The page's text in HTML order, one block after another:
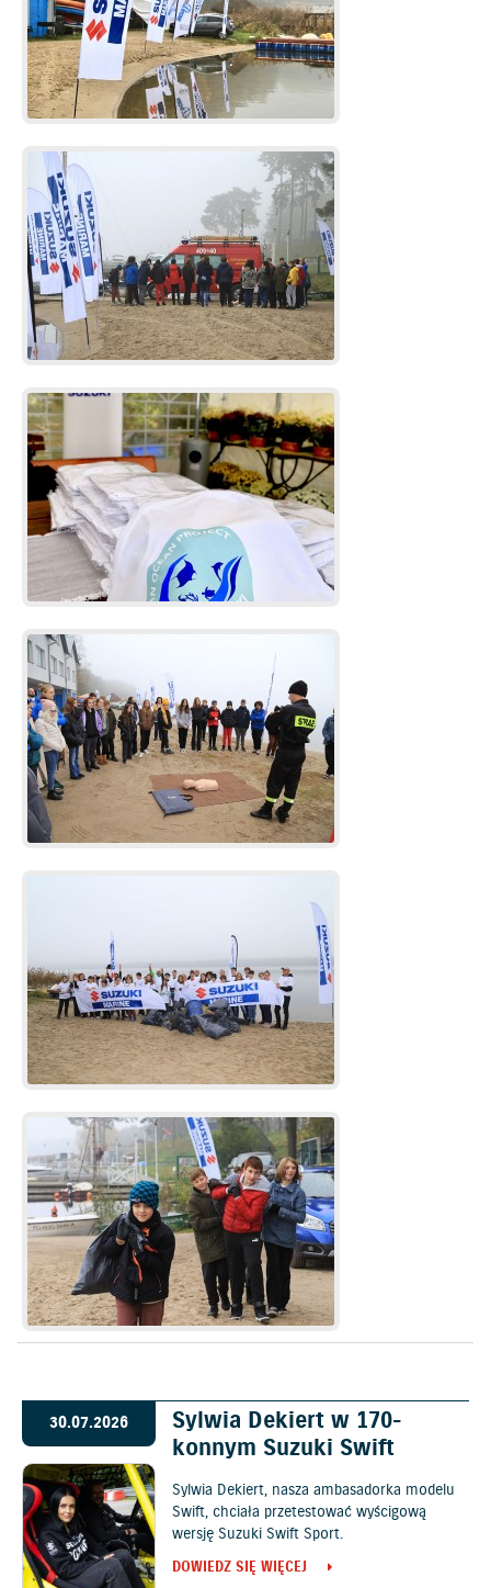
30.07.2026
Sylwia Dekiert w 170-
konnym Suzuki Swift
Sylwia Dekiert, nasza ambasadorka modelu
Swift, chciała przetestować wyścigową
wersję Suzuki Swift Sport.
DOWIEDZ SIĘ WIĘCEJ